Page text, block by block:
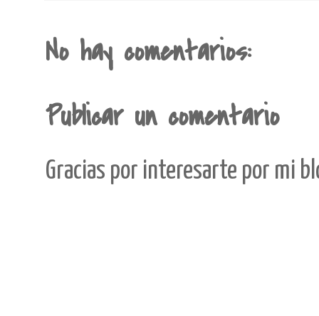
No hay comentarios:
Publicar un comentario
Gracias por interesarte por mi